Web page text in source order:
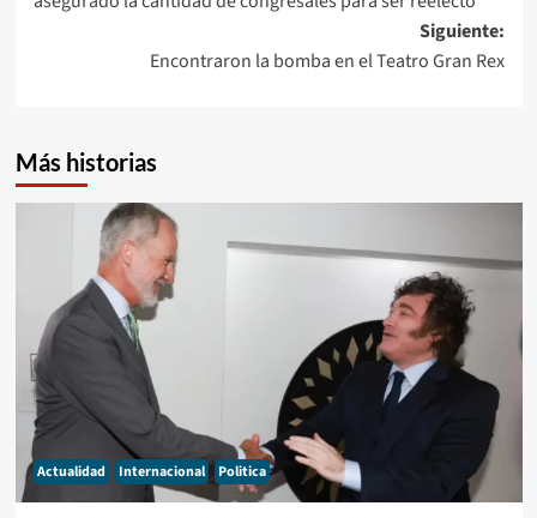
entradas
Siguiente:
Encontraron la bomba en el Teatro Gran Rex
Más historias
Actualidad Internacional Politica